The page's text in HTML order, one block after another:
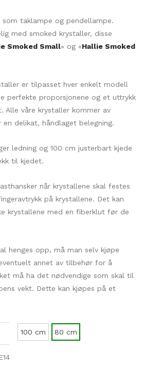
som taklampe og pendellampe.
med smoked krystaller, disse
Smoked Small» og «Hallie Smoked
er tilpasset hver enkelt modell
perfekte proporsjonene og et uttrykk
Alle våre krystaller kommer av
delikat, håndlaget belegning.
ledning og 100 cm justerbart kjede
til kjedet.
når krystallene skal festes
på krystallene. Det kan
krystallene med en fiberklut før de
henges opp, må man selv kjøpe
annet av tilbehør for å
må ha det nødvendige som skal til
vekt. Dette kan kjøpes på et
100 cm 80 cm